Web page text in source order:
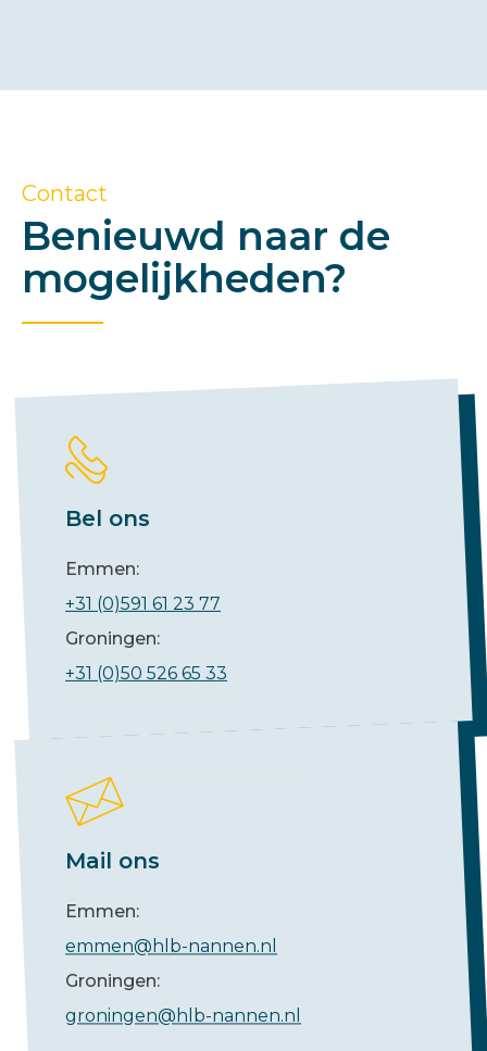
Contact
Benieuwd naar de
mogelijkheden?
Bel ons
Emmen:
+31 (0)591 61 23 77
Groningen:
+31 (0)50 526 65 33
Mail ons
Emmen:
emmen@hlb-nannen.nl
Groningen:
groningen@hlb-nannen.nl